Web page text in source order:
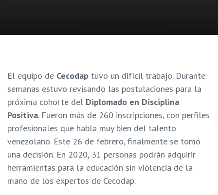
El equipo de Cecodap tuvo un difícil trabajo. Durante
semanas estuvo revisando las postulaciones para la
próxima cohorte del Diplomado en Disciplina
Positiva. Fueron más de 260 inscripciones, con perfiles
profesionales que habla muy bien del talento
venezolano. Este 26 de febrero, finalmente se tomó
una decisión. En 2020, 31 personas podrán adquirir
herramientas para la educación sin violencia de la
mano de los expertos de Cecodap.